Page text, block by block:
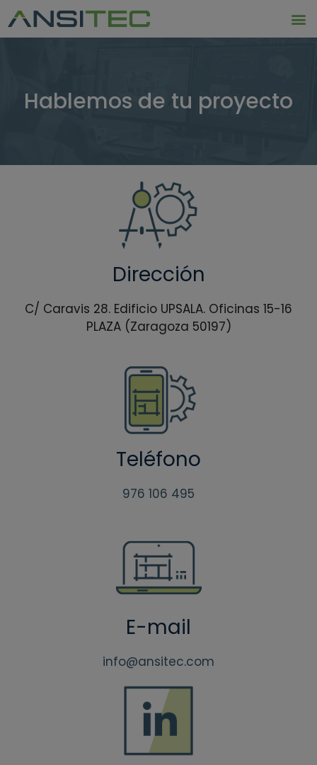
Hablemos de tu proyecto
Dirección
C/ Caravis 28. Edificio UPSALA. Oficinas 15-16
PLAZA (Zaragoza 50197)
Teléfono
976 106 495
E-mail
info@ansitec.com